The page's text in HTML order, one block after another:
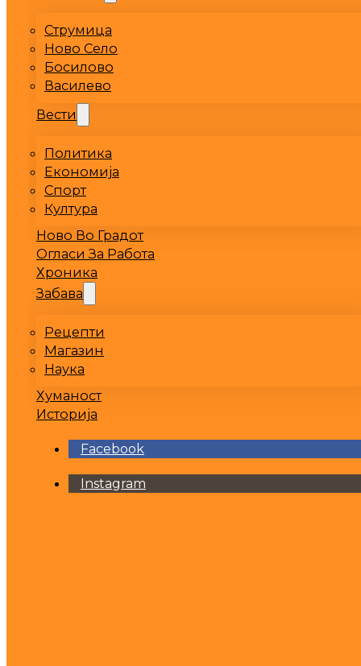
Струмица
Ново Село
Босилово
Василево
Вести
Политика
Економија
Спорт
Култура
Ново Во Градот
Огласи За Работа
Хроника
Забава
Рецепти
Магазин
Наука
Хуманост
Историја
Facebook
Instagram